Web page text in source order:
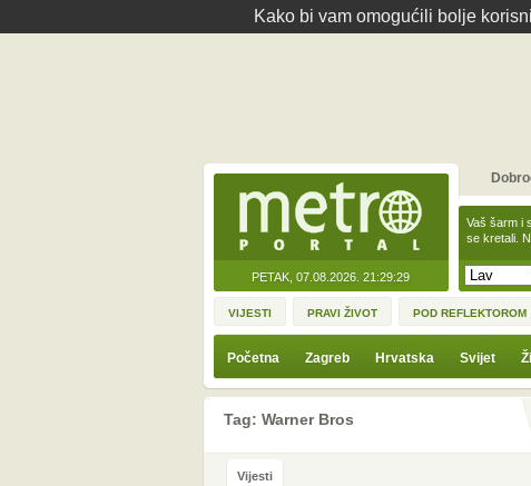
Kako bi vam omogućili bolje
PETAK, 07.08.2026. 21:29:29
Vaš šarm i
se kretali.
VIJESTI PRAVI ŽIVOT POD REFLEKTOROM
Početna Zagreb Hrvatska Svijet
Tag: Warner Bros
Vijesti